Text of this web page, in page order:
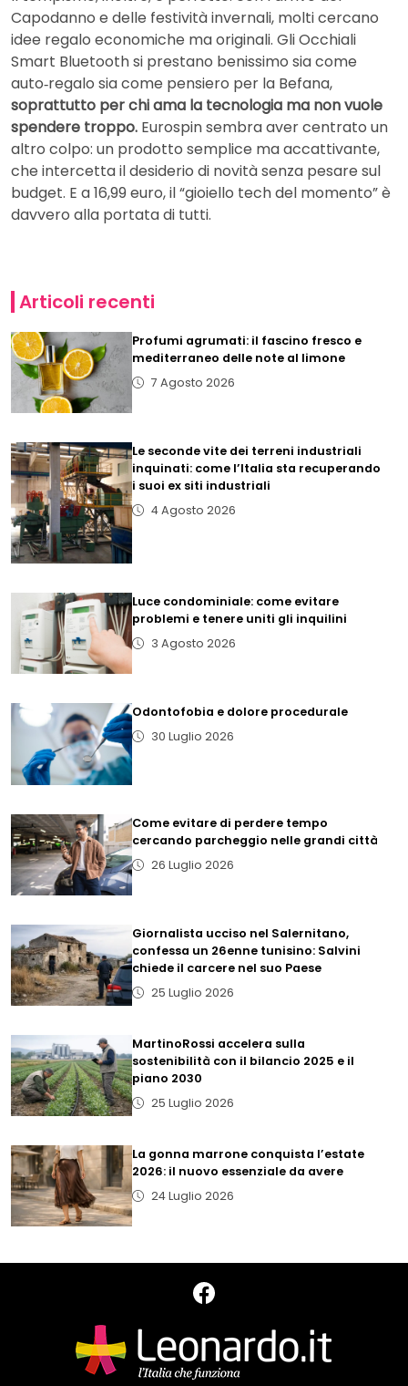
Capodanno e delle festività invernali, molti cercano
idee regalo economiche ma originali. Gli Occhiali
Smart Bluetooth si prestano benissimo sia come
auto‑regalo sia come pensiero per la Befana,
soprattutto per chi ama la tecnologia ma non vuole
spendere troppo. Eurospin sembra aver centrato un
altro colpo: un prodotto semplice ma accattivante,
che intercetta il desiderio di novità senza pesare sul
budget. E a 16,99 euro, il “gioiello tech del momento” è
davvero alla portata di tutti.
Articoli recenti
Profumi agrumati: il fascino fresco e
mediterraneo delle note al limone
7 Agosto 2026
Le seconde vite dei terreni industriali
inquinati: come l’Italia sta recuperando
i suoi ex siti industriali
4 Agosto 2026
Luce condominiale: come evitare
problemi e tenere uniti gli inquilini
3 Agosto 2026
Odontofobia e dolore procedurale
30 Luglio 2026
Come evitare di perdere tempo
cercando parcheggio nelle grandi città
26 Luglio 2026
Giornalista ucciso nel Salernitano,
confessa un 26enne tunisino: Salvini
chiede il carcere nel suo Paese
25 Luglio 2026
MartinoRossi accelera sulla
sostenibilità con il bilancio 2025 e il
piano 2030
25 Luglio 2026
La gonna marrone conquista l’estate
2026: il nuovo essenziale da avere
24 Luglio 2026